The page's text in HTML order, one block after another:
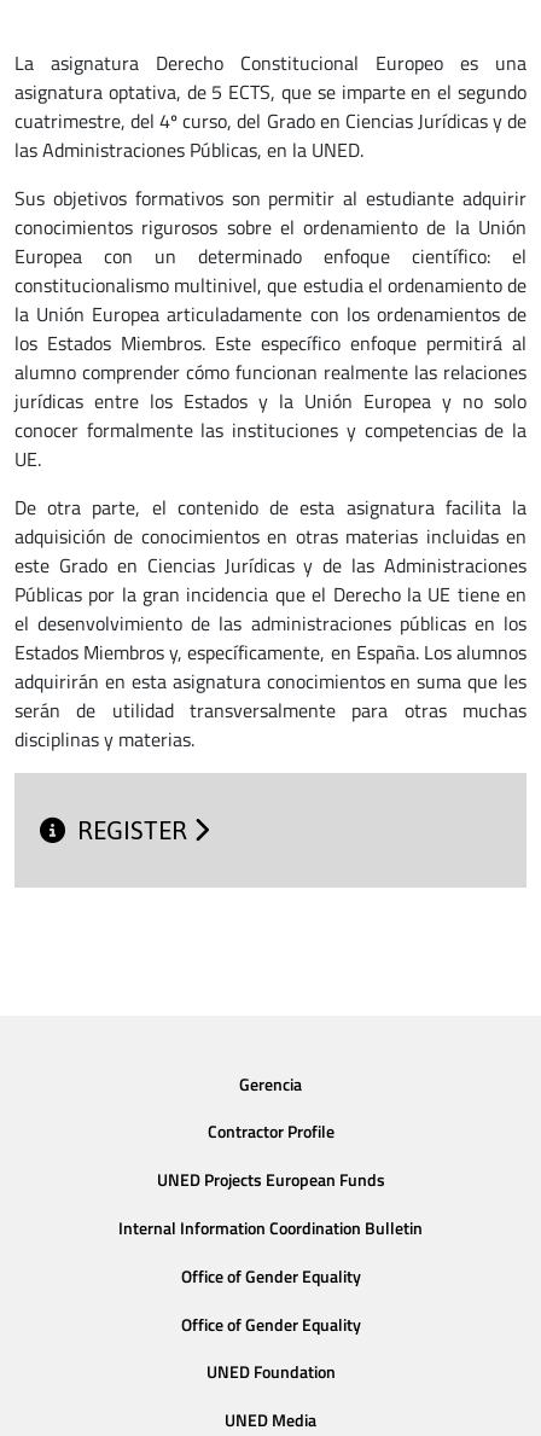
La asignatura Derecho Constitucional Europeo es una
asignatura optativa, de 5 ECTS, que se imparte en el segundo
cuatrimestre, del 4º curso, del Grado en Ciencias Jurídicas y de
las Administraciones Públicas, en la UNED.
Sus objetivos formativos son permitir al estudiante adquirir
conocimientos rigurosos sobre el ordenamiento de la Unión
Europea con un determinado enfoque científico: el
constitucionalismo multinivel, que estudia el ordenamiento de
la Unión Europea articuladamente con los ordenamientos de
los Estados Miembros. Este específico enfoque permitirá al
alumno comprender cómo funcionan realmente las relaciones
jurídicas entre los Estados y la Unión Europea y no solo
conocer formalmente las instituciones y competencias de la
UE.
De otra parte, el contenido de esta asignatura facilita la
adquisición de conocimientos en otras materias incluidas en
este Grado en Ciencias Jurídicas y de las Administraciones
Públicas por la gran incidencia que el Derecho la UE tiene en
el desenvolvimiento de las administraciones públicas en los
Estados Miembros y, específicamente, en España. Los alumnos
adquirirán en esta asignatura conocimientos en suma que les
serán de utilidad transversalmente para otras muchas
disciplinas y materias.
REGISTER
Gerencia
Contractor Profile
UNED Projects European Funds
Internal Information Coordination Bulletin
Office of Gender Equality
Office of Gender Equality
UNED Foundation
UNED Media